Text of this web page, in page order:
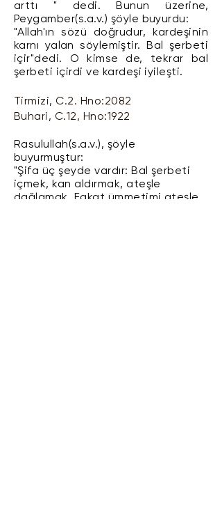
arttı " dedi. Bunun üzerine,
Peygamber(s.a.v.) şöyle buyurdu:
"Allah'ın sözü doğrudur, kardeşinin
karnı yalan söylemiştir. Bal şerbeti
içir"dedi. O kimse de, tekrar bal
şerbeti içirdi ve kardeşi iyileşti.
Tirmizi, C.2. Hno:2082
Buhari, C.12, Hno:1922
Rasulullah(s.a.v.), şöyle
buyurmuştur:
"Şifa üç şeyde vardır: Bal şerbeti
içmek, kan aldırmak, ateşle
dağlamak. Fakat ümmetimi ateşle